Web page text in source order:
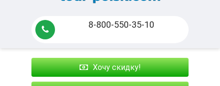
8-800-550-35-10
Хочу скидку!